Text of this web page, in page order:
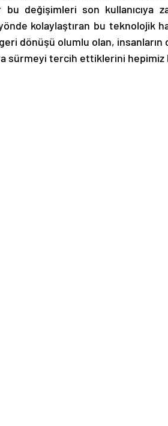
değişimleri son kullanıcıya
kolaylaştıran bu teknolojik
dönüşü olumlu olan, insanların
sürmeyi tercih ettiklerini hepimiz